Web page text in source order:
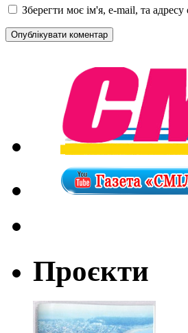
Зберегти моє ім'я, e-mail, та
Проєкти